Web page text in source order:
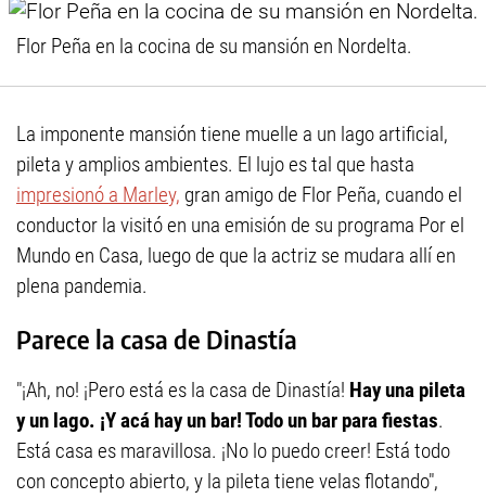
Flor Peña en la cocina de su mansión en Nordelta.
La imponente mansión tiene muelle a un lago artificial,
pileta y amplios ambientes. El lujo es tal que hasta
impresionó a Marley, gran amigo de Flor Peña, cuando el
conductor la visitó en una emisión de su programa Por el
Mundo en Casa, luego de que la actriz se mudara allí en
plena pandemia.
Parece la casa de Dinastía
"¡Ah, no! ¡Pero está es la casa de Dinastía! Hay una pileta
y un lago. ¡Y acá hay un bar! Todo un bar para fiestas.
Está casa es maravillosa. ¡No lo puedo creer! Está todo
con concepto abierto, y la pileta tiene velas flotando",